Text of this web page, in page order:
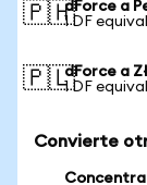
🇵🇭dForce a
1 DF
🇵🇱dForce a
1 DF
Convierte